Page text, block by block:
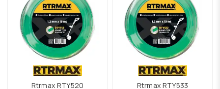
Rtrmax RTY520
Rtrmax RTY533